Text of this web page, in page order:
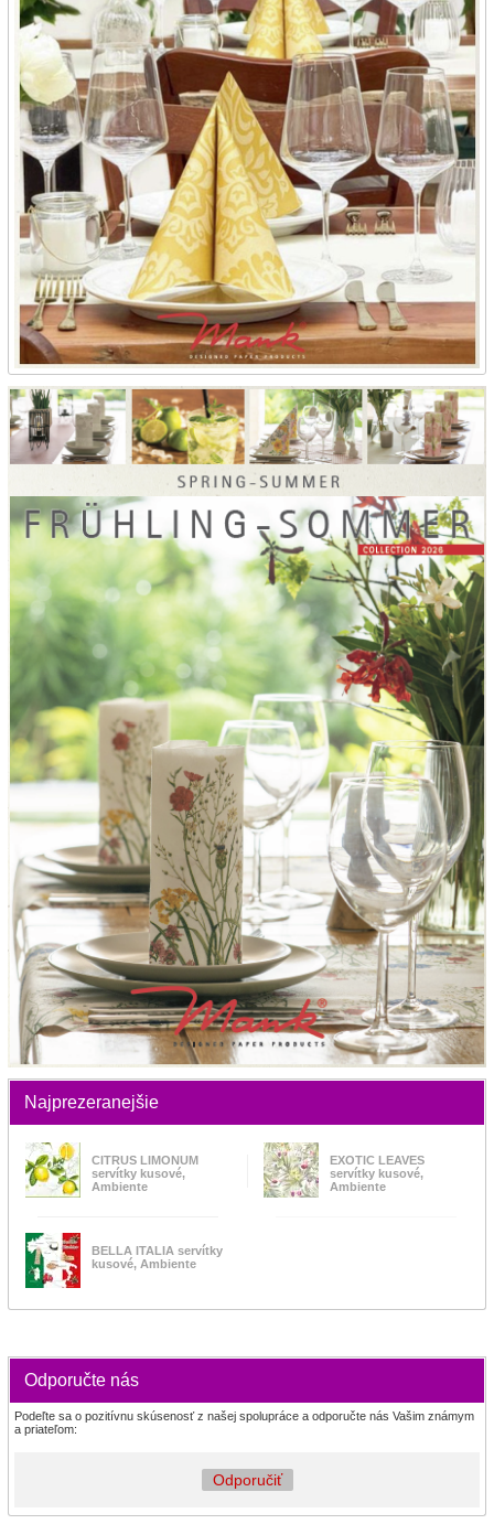
Najprezeranejšie
CITRUS LIMONUM
servítky kusové,
Ambiente
EXOTIC LEAVES
servítky kusové,
Ambiente
BELLA ITALIA servítky
kusové, Ambiente
Odporučte nás
Podeľte sa o pozitívnu skúsenosť z našej spolupráce a odporučte nás Vašim známym
a priateľom:
Odporučiť